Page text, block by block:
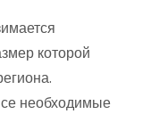
которой
необходимые